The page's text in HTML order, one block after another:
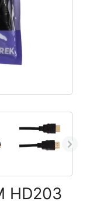
HD203